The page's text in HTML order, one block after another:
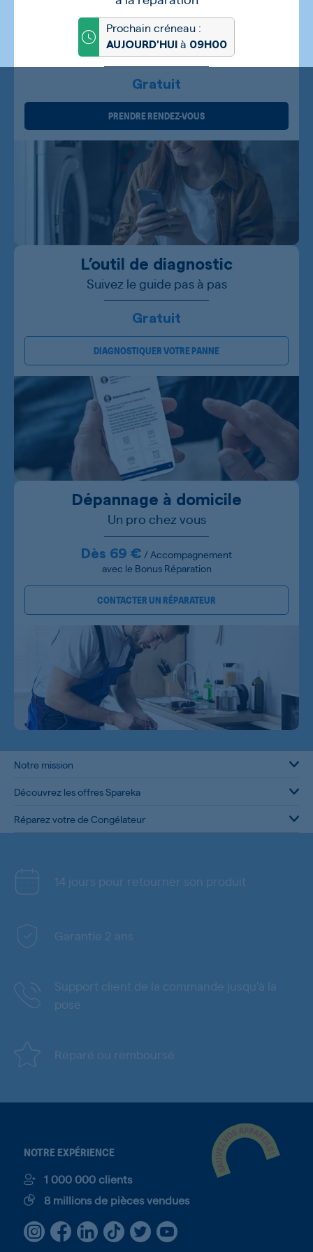
Prochain créneau :
AUJOURD'HUI à 09H00
Gratuit
PRENDRE RENDEZ-VOUS
L’outil de diagnostic
Suivez le guide pas à pas
Gratuit
DIAGNOSTIQUER VOTRE PANNE
Dépannage à domicile
Un pro chez vous
Dès 69 € / Accompagnement
avec le Bonus Réparation
CONTACTER UN RÉPARATEUR
Notre mission
Découvrez les offres Spareka
Réparez votre de Congélateur
14 jours pour retourner son produit
Garantie 2 ans
Support client de la commande jusqu'à la
pose
Réparé ou remboursé
NOTRE EXPÉRIENCE
1 000 000 clients
8 millions de pièces vendues